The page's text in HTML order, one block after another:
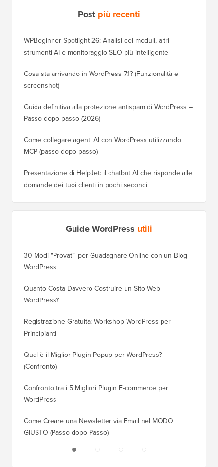
Post più recenti
WPBeginner Spotlight 26: Analisi dei moduli, altri
strumenti AI e monitoraggio SEO più intelligente
Cosa sta arrivando in WordPress 7.1? (Funzionalità e
screenshot)
Guida definitiva alla protezione antispam di WordPress –
Passo dopo passo (2026)
Come collegare agenti AI con WordPress utilizzando
MCP (passo dopo passo)
Presentazione di HelpJet: il chatbot AI che risponde alle
domande dei tuoi clienti in pochi secondi
Guide WordPress utili
30 Modi "Provati" per Guadagnare Online con un Blog
WordPress
Quanto Costa Davvero Costruire un Sito Web
WordPress?
Registrazione Gratuita: Workshop WordPress per
Principianti
Qual è il Miglior Plugin Popup per WordPress?
(Confronto)
Confronto tra i 5 Migliori Plugin E-commerce per
WordPress
Come Creare una Newsletter via Email nel MODO
GIUSTO (Passo dopo Passo)